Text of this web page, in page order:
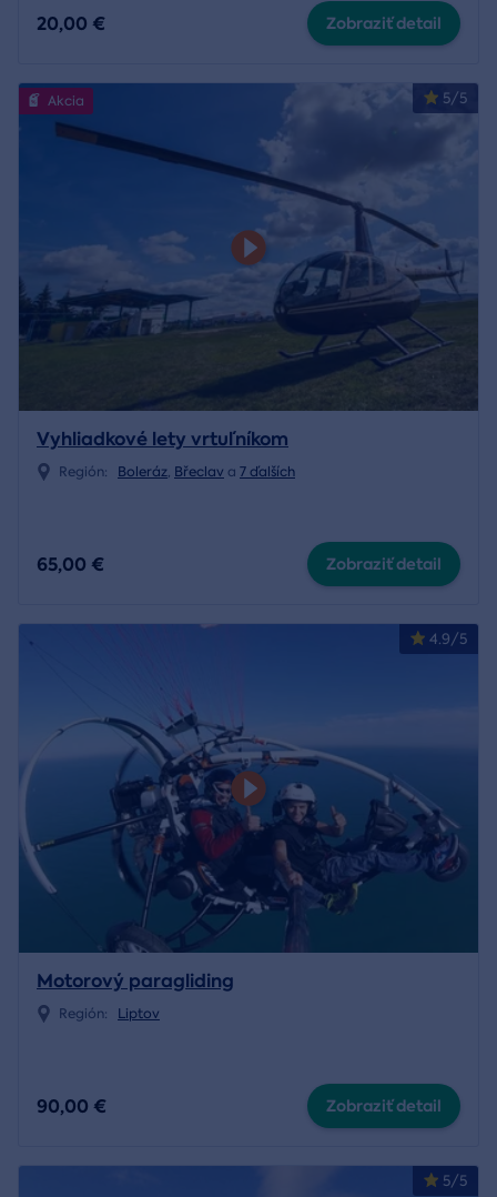
20,00 € Zobraziť detail
5/5
Akcia
Vyhliadkové lety vrtuľníkom
Región: Boleráz, Břeclav a 7 ďalších
65,00 € Zobraziť detail
4.9/5
Motorový paragliding
Región: Liptov
90,00 € Zobraziť detail
5/5